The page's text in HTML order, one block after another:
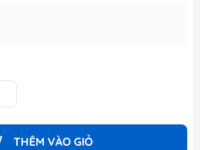
THÊM VÀO GIỎ